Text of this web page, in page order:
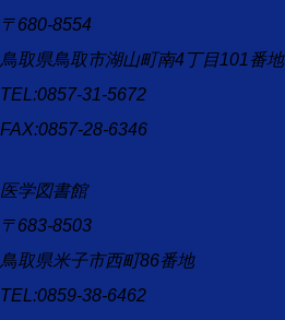
〒680-8554
鳥取県鳥取市湖山町南4丁目101番地
TEL:0857-31-5672
FAX:0857-28-6346
医学図書館
〒683-8503
鳥取県米子市西町86番地
TEL:0859-38-6462